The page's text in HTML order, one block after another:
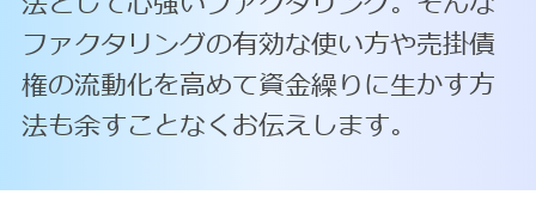
ファクタリングの有効な使い方や売掛債
権の流動化を高めて資金繰りに生かす方
法も余すことなくお伝えします。